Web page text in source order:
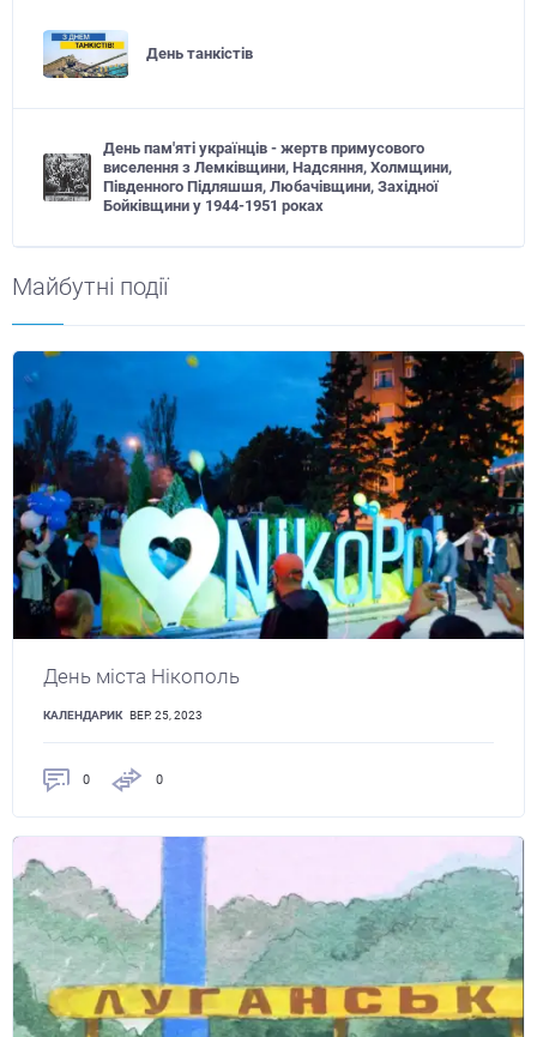
День танкістів
День пам'яті українців - жертв примусового
виселення з Лемківщини, Надсяння, Холмщини,
Південного Підляшшя, Любачівщини, Західної
Бойківщини у 1944-1951 роках
Майбутні події
День міста Нікополь
КАЛЕНДАРИК ВЕР. 25, 2023
0 0